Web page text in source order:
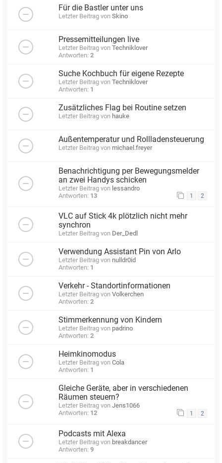
Für die Bastler unter uns
Letzter Beitrag von Skino
Pressemitteilungen live
Letzter Beitrag von Techniklover
Antworten: 2
Suche Kochbuch für eigene Rezepte
Letzter Beitrag von Techniklover
Antworten: 1
Zusätzliches Flag bei Routine setzen
Letzter Beitrag von hauke
Außentemperatur und Rollladensteuerung
Letzter Beitrag von michael.freyer
Benachrichtigung per Bewegungsmelder
an zwei Handys schicken
Letzter Beitrag von lessandro
Antworten: 13 1 2
VLC auf Stick 4k plötzlich nicht mehr
synchron
Letzter Beitrag von Der_Dedl
Verwendung Assistant Pin von Arlo
Letzter Beitrag von nulldr0id
Antworten: 1
Verkehr - Standortinformationen
Letzter Beitrag von Volkerchen
Antworten: 2
Stimmerkennung von Kindern
Letzter Beitrag von padrino
Antworten: 2
Heimkinomodus
Letzter Beitrag von Cola
Antworten: 1
Gleiche Geräte, aber in verschiedenen
Räumen steuern?
Letzter Beitrag von Jens1066
Antworten: 12 1 2
Podcasts mit Alexa
Letzter Beitrag von breakdancer
Antworten: 9